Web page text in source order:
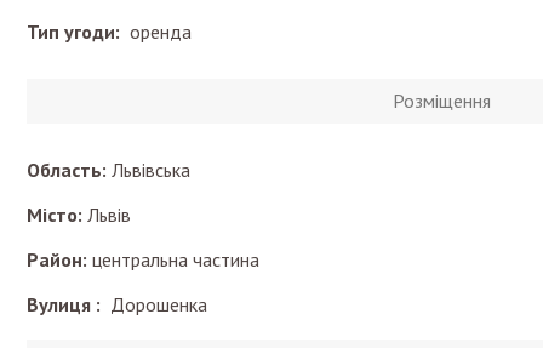
Тип угоди: оренда
Розміщення
Область: Львівська
Місто: Львів
Район: центральна частина
Вулиця : Дорошенка